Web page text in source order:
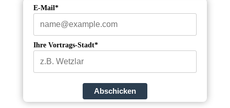
E-Mail*
Ihre Vortrags-Stadt*
Abschicken